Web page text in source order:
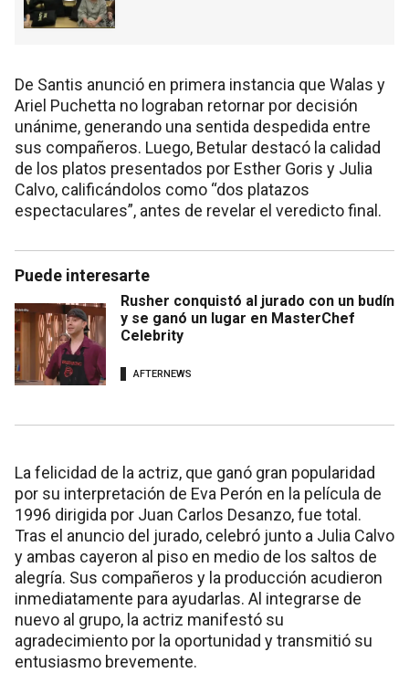
De Santis anunció en primera instancia que Walas y
Ariel Puchetta no lograban retornar por decisión
unánime, generando una sentida despedida entre
sus compañeros. Luego, Betular destacó la calidad
de los platos presentados por Esther Goris y Julia
Calvo, calificándolos como “dos platazos
espectaculares”, antes de revelar el veredicto final.
Puede interesarte
Rusher conquistó al jurado con un budín
y se ganó un lugar en MasterChef
Celebrity
AFTERNEWS
La felicidad de la actriz, que ganó gran popularidad
por su interpretación de Eva Perón en la película de
1996 dirigida por Juan Carlos Desanzo, fue total.
Tras el anuncio del jurado, celebró junto a Julia Calvo
y ambas cayeron al piso en medio de los saltos de
alegría. Sus compañeros y la producción acudieron
inmediatamente para ayudarlas. Al integrarse de
nuevo al grupo, la actriz manifestó su
agradecimiento por la oportunidad y transmitió su
entusiasmo brevemente.